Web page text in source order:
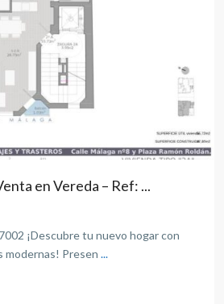
en Vereda – Ref: ...
¡Descubre tu nuevo hogar con
modernas! Presen ...